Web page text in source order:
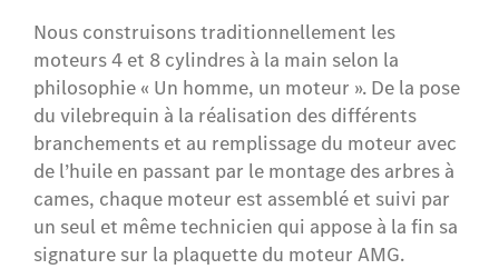
Nous construisons traditionnellement les
moteurs 4 et 8 cylindres à la main selon la
philosophie « Un homme, un moteur ». De la pose
du vilebrequin à la réalisation des différents
branchements et au remplissage du moteur avec
de l’huile en passant par le montage des arbres à
cames, chaque moteur est assemblé et suivi par
un seul et même technicien qui appose à la fin sa
signature sur la plaquette du moteur AMG.